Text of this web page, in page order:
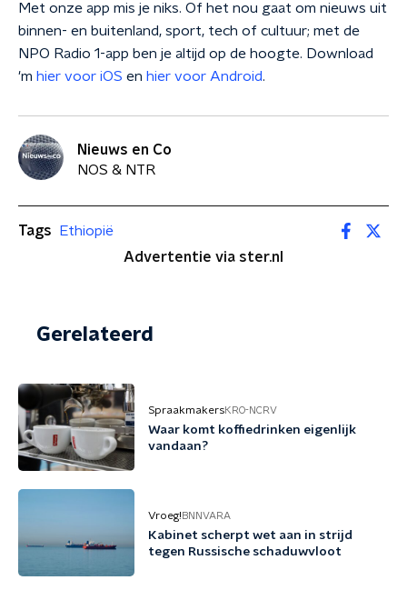
Met onze app mis je niks. Of het nou gaat om nieuws uit
binnen- en buitenland, sport, tech of cultuur; met de
NPO Radio 1-app ben je altijd op de hoogte. Download
'm hier voor iOS en hier voor Android.
Nieuws en Co
NOS & NTR
Tags
Ethiopië
Advertentie via ster.nl
Gerelateerd
SpraakmakersKRO-NCRV
Waar komt koffiedrinken eigenlijk
vandaan?
Vroeg! BNNVARA
Kabinet scherpt wet aan in strijd
tegen Russische schaduwvloot